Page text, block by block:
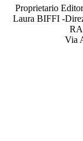
Proprietario
Laura BIFFI -
Via